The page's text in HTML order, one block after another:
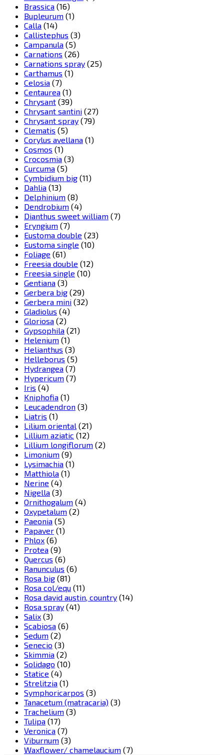
Brassica (16)
Bupleurum (1)
Calla (14)
Callistephus (3)
Campanula (5)
Carnations (26)
Carnations spray (25)
Carthamus (1)
Celosia (7)
Centaurea (1)
Chrysant (39)
Chrysant santini (27)
Chrysant spray (79)
Clematis (5)
Corylus avellana (1)
Cosmos (1)
Crocosmia (3)
Curcuma (5)
Cymbidium big (11)
Dahlia (13)
Delphinium (8)
Dendrobium (4)
Dianthus sweet william (7)
Eryngium (7)
Eustoma double (23)
Eustoma single (10)
Foliage (61)
Freesia double (12)
Freesia single (10)
Gentiana (3)
Gerbera big (29)
Gerbera mini (32)
Gladiolus (4)
Gloriosa (2)
Gypsophila (21)
Helenium (1)
Helianthus (3)
Helleborus (5)
Hydrangea (7)
Hypericum (7)
Iris (4)
Kniphofia (1)
Leucadendron (3)
Liatris (1)
Lilium oriental (21)
Lillium aziatic (12)
Lillium longiflorum (2)
Limonium (9)
Lysimachia (1)
Matthiola (1)
Nerine (4)
Nigella (3)
Ornithogalum (4)
Oxypetalum (2)
Paeonia (5)
Papaver (1)
Phlox (6)
Protea (9)
Quercus (6)
Ranunculus (6)
Rosa big (81)
Rosa col/equ (11)
Rosa david austin, country (14)
Rosa spray (41)
Salix (3)
Scabiosa (6)
Sedum (2)
Senecio (3)
Skimmia (2)
Solidago (10)
Statice (4)
Strelitzia (1)
Symphoricarpos (3)
Tanacetum (matracaria) (3)
Trachelium (3)
Tulipa (17)
Veronica (7)
Viburnum (3)
Waxflower/ chamelaucium (7)